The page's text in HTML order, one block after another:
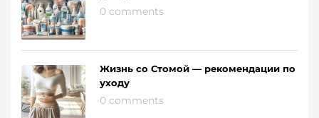
0 comments
Жизнь со Стомой — рекомендации по
уходу
0 comments